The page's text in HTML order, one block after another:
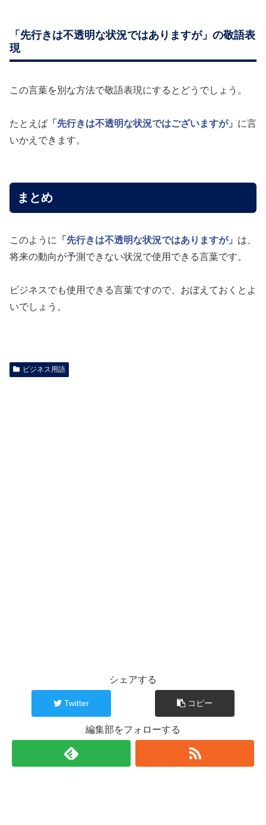
「先行きは不透明な状況ではありますが」の敬語表
現
この言葉を別な方法で敬語表現にするとどうでしょう。
たとえば 「先行きは不透明な状況ではございますが」 に言
いかえできます。
まとめ
このように 「先行きは不透明な状況ではありますが」 は、
将来の動向が予測できない状況で使用できる言葉です。
ビジネスでも使用できる言葉ですので、おぼえておくとよ
いでしょう。
ビジネス用語
シェアする
Twitter コピー
編集部をフォローする